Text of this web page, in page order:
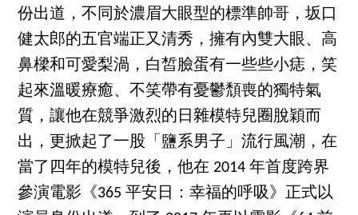
份出道，不同於濃眉大眼型的標準帥哥，坂口
健太郎的五官端正又清秀，擁有內雙大眼、高
鼻樑和可愛梨渦，白皙臉蛋有一些些小痣，笑
起來溫暖療癒、不笑帶有憂鬱頹喪的獨特氣
質，讓他在競爭激烈的日雜模特兒圈脫穎而
出，更掀起了一股「鹽系男子」流行風潮，在
當了四年的模特兒後，他在 2014 年首度跨界
參演電影《365 平安日：幸福的呼吸》正式以